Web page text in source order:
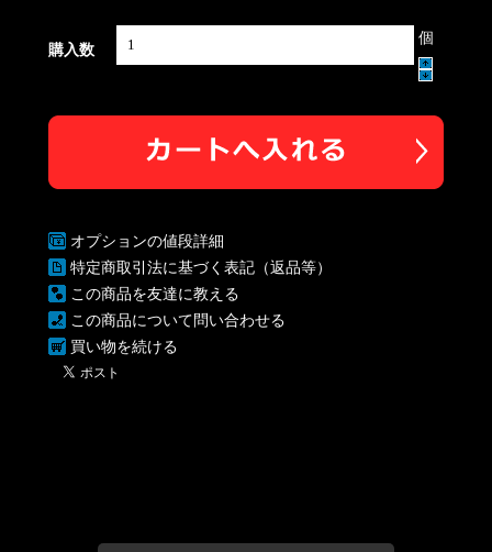
購入数
個
オプションの値段詳細
特定商取引法に基づく表記（返品等）
この商品を友達に教える
この商品について問い合わせる
買い物を続ける